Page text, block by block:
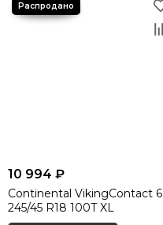
10 994 ₽
Continental VikingContact 6
245/45 R18 100T XL